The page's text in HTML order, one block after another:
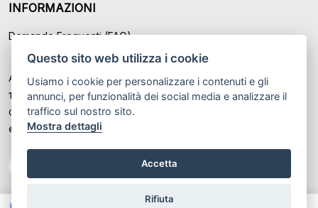
Questo sito web utilizza i cookie
Usiamo i cookie per personalizzare i contenuti e gli
annunci, per funzionalità dei social media e analizzare il
traffico sul nostro sito.
Mostra dettagli
Accetta
Rifiuta
INFORMAZIONI
Domande Frequenti (FAQ)
Auto Moto Usate Roma Srl sede di Marino - Roma, P.IVA: IT
12489131008
Cod. Fisc. ed Iscr. al Registro Imprese di Roma n° 12489131008
© Another site byGestionale auto